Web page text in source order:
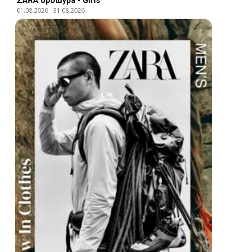
01.08.2026-31.08.2026